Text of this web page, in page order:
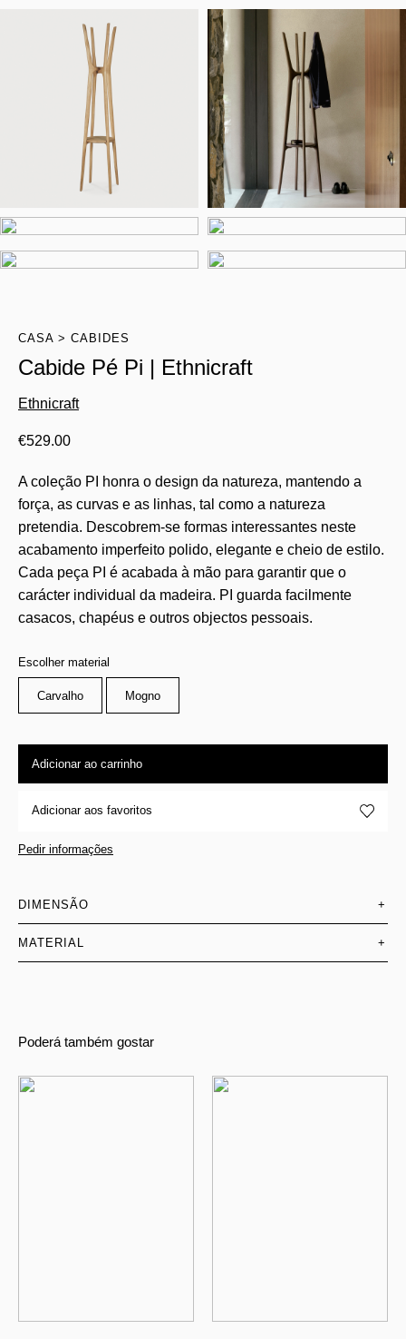
CASA CABIDES
Cabide Pé Pi | Ethnicraft
Ethnicraft
€529.00
A coleção PI honra o design da natureza, mantendo a
força, as curvas e as linhas, tal como a natureza
pretendia. Descobrem-se formas interessantes neste
acabamento imperfeito polido, elegante e cheio de estilo.
Cada peça PI é acabada à mão para garantir que o
carácter individual da madeira. PI guarda facilmente
casacos, chapéus e outros objectos pessoais.
Escolher material
Carvalho Mogno
Adicionar ao carrinho
Adicionar aos favoritos
Pedir informações
DIMENSÃO +
MATERIAL +
Poderá também gostar